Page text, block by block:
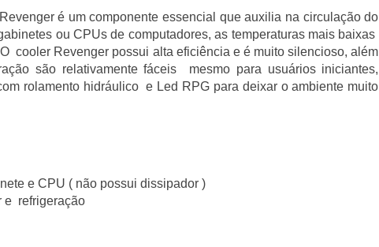
é um componente essencial que auxilia na circulação do
ou CPUs de computadores, as temperaturas mais baixas
cooler Revenger possui alta eficiência e é muito silencioso, além
são relativamente fáceis  mesmo para usuários iniciantes,
rolamento hidráulico  e Led RPG para deixar o ambiente muito
e CPU ( não possui dissipador )
refrigeração